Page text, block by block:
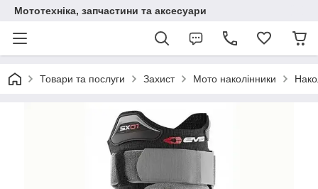
Мототехніка, запчастини та аксесуари
Товари та послуги Захист Мото наколінники